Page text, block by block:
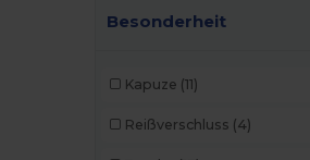
Besonderheit
Kapuze (11)
Reißverschluss (4)